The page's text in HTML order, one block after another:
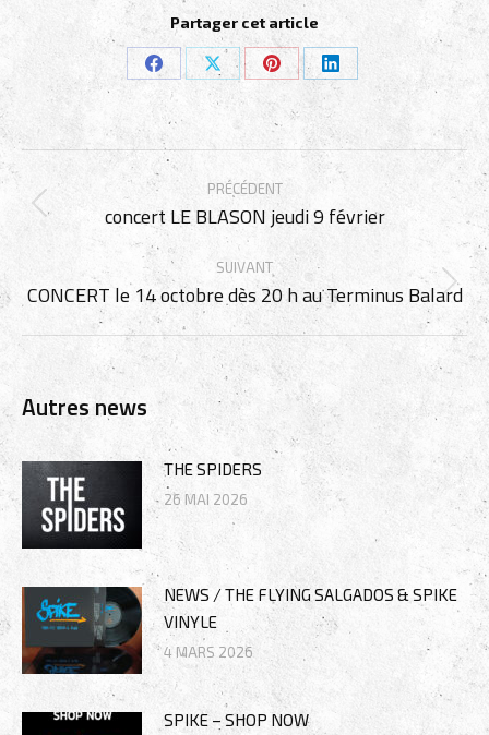
Partager cet article
Partager
sur
Facebook
Partager
sur
X
Partager
sur
Pinterest
Partager
sur
LinkedIn
Navigation
article
PRÉCÉDENT
Article
précédent
:
concert LE BLASON jeudi 9 février
SUIVANT
Article
suivant
:
CONCERT le 14 octobre dès 20 h au Terminus Balard
Autres news
THE SPIDERS
26 MAI 2026
NEWS / THE FLYING SALGADOS & SPIKE
VINYLE
4 MARS 2026
SPIKE – SHOP NOW